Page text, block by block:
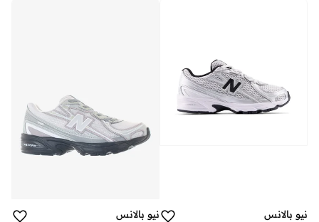
نيو بالانس
نيو بالانس